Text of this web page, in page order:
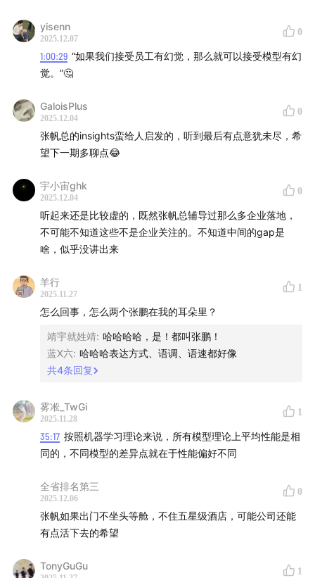
13:13
AI 时代不等同互联网时代，而是相当于电力革命
PART2 AI To B 的新思路到底在哪里？
从三个提问变化，看客户对 AI To B 的理解变迁
26:19 过去 AI To B 的第一步，可能是来自「焦虑」
如何判断你是一个 AI 公司，还是一个应用 AI 工具
的公司
18:33
Agent 在 To B 业务里真正的价值是什么
智能的不对称是智能的特性
人的生产性提高 1000 倍，是因为增加了不确定性
37:37 世界模型的下一阶段，应该为学习建模
AI To B 的新思路，是商业强化学习
PART3 为什么现在的企业 AI 模型用不好
yisenn
2025.12.07
0
1:00:29 “如果我们接受员工有幻觉，那么就可以接受模型有幻
觉。”🤔
GaloisPlus
2025.12.04
0
张帆总的insights蛮给人启发的，听到最后有点意犹未尽，希
望下一期多聊点😂
宇小宙ghk
2025.12.04
0
听起来还是比较虚的，既然张帆总辅导过那么多企业落地，
不可能不知道这些不是企业关注的。不知道中间的gap是
啥，似乎没讲出来
羊行
2025.11.27
1
怎么回事，怎么两个张鹏在我的耳朵里？
靖宇就姓靖: 哈哈哈哈，是！都叫张鹏！
蓝X六: 哈哈哈表达方式、语调、语速都好像
共4条回复
雾凇_TwGi
2025.11.28
1
35:17 按照机器学习理论来说，所有模型理论上平均性能是相
同的，不同模型的差异点就在于性能偏好不同
全省排名第三
2025.12.06
0
张帆如果出门不坐头等舱，不住五星级酒店，可能公司还能
有点活下去的希望
TonyGuGu 1